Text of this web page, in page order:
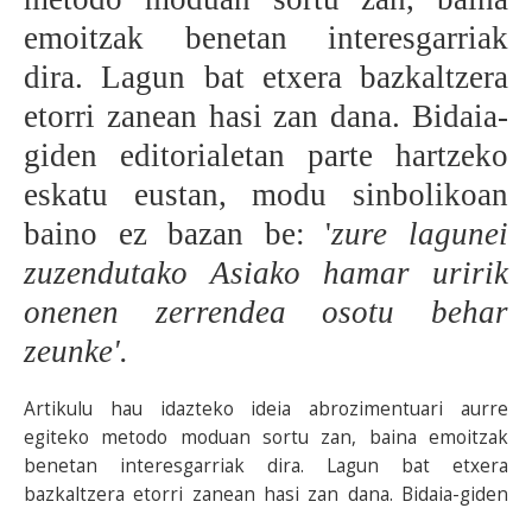
BEREZIAK
ARGAZKIAK
emoitzak benetan interesgarriak
dira. Lagun bat etxera bazkaltzera
etorri zanean hasi zan dana. Bidaia-
giden editorialetan parte hartzeko
eskatu eustan, modu sinbolikoan
baino ez bazan be: 'zure lagunei
zuzendutako Asiako hamar uririk
onenen zerrendea osotu behar
zeunke'.
Artikulu hau idazteko ideia abrozimentuari aurre
egiteko metodo moduan sortu zan, baina emoitzak
benetan interesgarriak dira. Lagun bat etxera
bazkaltzera etorri zanean hasi zan dana. Bidaia-giden